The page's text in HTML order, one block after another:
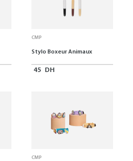
CMP
Stylo Boxeur Animaux
45 DH
CMP